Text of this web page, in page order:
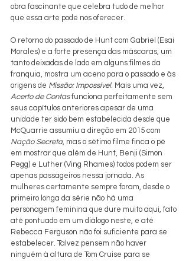
obra fascinante que celebra tudo de melhor
que essa arte pode nos oferecer.
O retorno do passado de Hunt com Gabriel (Esai
Morales) e a forte presença das máscaras, um
tanto deixadas de lado em alguns filmes da
franquia, mostra um aceno para o passado e às
origens de Missão: Impossível. Mais uma vez,
Acerto de Contas funciona perfeitamente sem
seus capítulos anteriores apesar de uma
unidade ter sido bem estabelecida desde que
McQuarrie assumiu a direção em 2015 com
Nação Secreta, mas o sétimo filme finca o pé
em mostrar que além de Hunt, Benji (Simon
Pegg) e Luther (Ving Rhames) todos podem ser
apenas passageiros nessa jornada. As
mulheres certamente sempre foram, desde o
primeiro longa da série não há uma
personagem feminina que dure muito aqui, fato
até pontuado em um diálogo neste, e até
Rebecca Ferguson não foi suficiente para se
estabelecer. Talvez pensem não haver
ninguém à altura de Tom Cruise para se